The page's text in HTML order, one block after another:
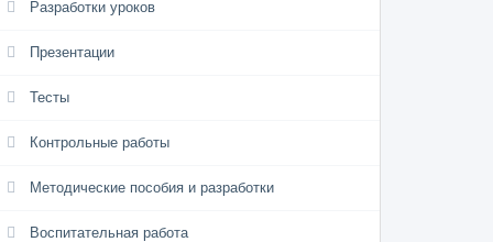
Разработки уроков
Презентации
Тесты
Контрольные работы
Методические пособия и разработки
Воспитательная работа